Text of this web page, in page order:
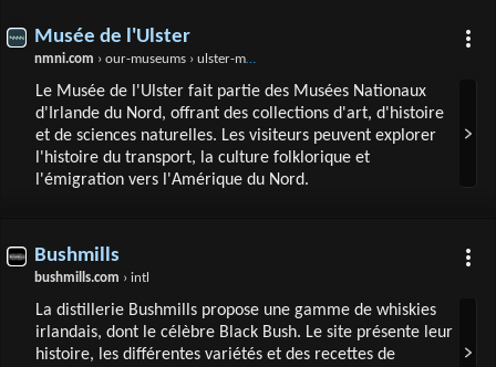
Musée de l'Ulster
nmni.com › our-museums › ulster-museum › Ulster-Museum-Were-Ready-For-You › Ulster-Museum-Were-Ready-For-You.aspx
Le Musée de l'Ulster fait partie des Musées Nationaux
d'Irlande du Nord, offrant des collections d'art, d'histoire
et de sciences naturelles. Les visiteurs peuvent explorer
l'histoire du transport, la culture folklorique et
l'émigration vers l'Amérique du Nord.
Bushmills
bushmills.com › intl
La distillerie Bushmills propose une gamme de whiskies
irlandais, dont le célèbre Black Bush. Le site présente leur
histoire, les différentes variétés et des recettes de